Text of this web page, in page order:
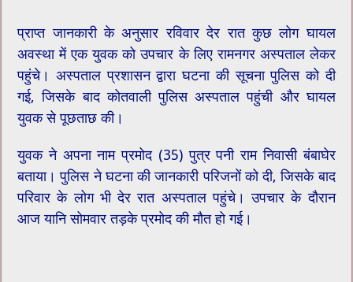
प्राप्त जानकारी के अनुसार रविवार देर रात कुछ लोग घायल
अवस्था में एक युवक को उपचार के लिए रामनगर अस्पताल लेकर
पहुंचे। अस्पताल प्रशासन द्वारा घटना की सूचना पुलिस को दी
गई, जिसके बाद कोतवाली पुलिस अस्पताल पहुंची और घायल
युवक से पूछताछ की।
युवक ने अपना नाम प्रमोद (35) पुत्र पनी राम निवासी बंबाघेर
बताया। पुलिस ने घटना की जानकारी परिजनों को दी, जिसके बाद
परिवार के लोग भी देर रात अस्पताल पहुंचे। उपचार के दौरान
आज यानि सोमवार तड़के प्रमोद की मौत हो गई।